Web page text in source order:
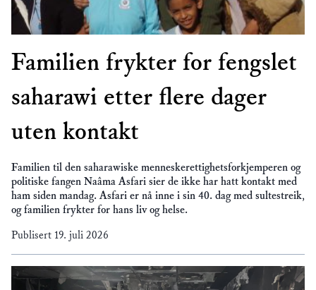
Familien frykter for fengslet
saharawi etter flere dager
uten kontakt
Familien til den saharawiske menneskerettighetsforkjemperen og
politiske fangen Naâma Asfari sier de ikke har hatt kontakt med
ham siden mandag. Asfari er nå inne i sin 40. dag med sultestreik,
og familien frykter for hans liv og helse.
Publisert 19. juli 2026